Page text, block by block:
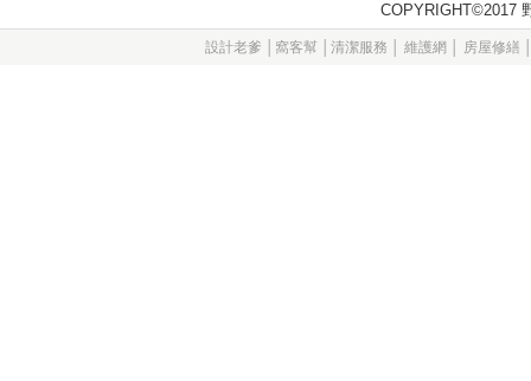
設計老爹 窩客幫 清潔服務 維護網 房屋修繕